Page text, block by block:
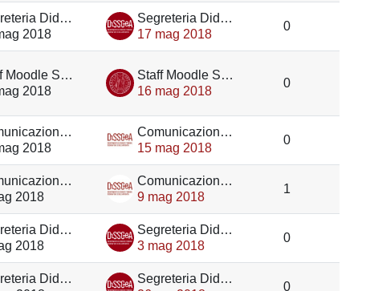
Segreteria Didattica DiSSGeA
2018
Segreteria Didattica DiSSGeA
17 mag 2018
0
Staff Moodle Scienze umane
2018
Staff Moodle Scienze umane
16 mag 2018
0
Comunicazione DiSSGeA
2018
Comunicazione DiSSGeA
15 mag 2018
0
Comunicazione DiSSGeA
2018
Comunicazione DiSSGeA
9 mag 2018
1
Segreteria Didattica DiSSGeA
2018
Segreteria Didattica DiSSGeA
3 mag 2018
0
Segreteria Didattica DiSSGeA
Segreteria Didattica DiSSGeA
0